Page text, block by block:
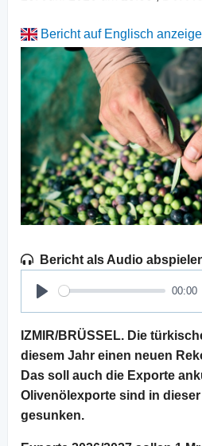
Bericht auf Englisch
Bericht als Audio
Play
00:00
IZMIR/BRÜSSEL. Die
diesem Jahr einen neuen
Das soll auch die Exporte
Olivenölexporte sind in
gesunken.